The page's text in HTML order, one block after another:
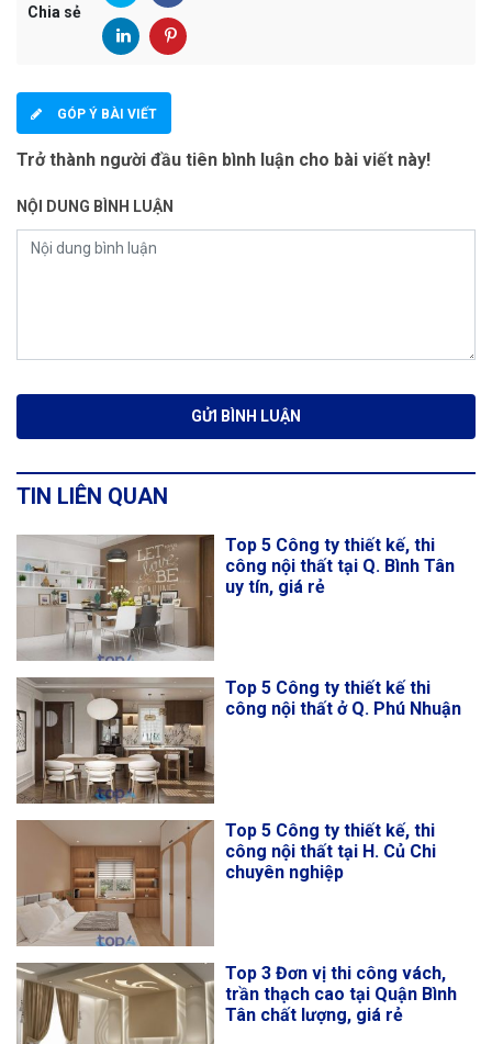
Chia sẻ
GÓP Ý BÀI VIẾT
Trở thành người đầu tiên bình luận cho bài viết này!
NỘI DUNG BÌNH LUẬN
TIN LIÊN QUAN
Top 5 Công ty thiết kế, thi
công nội thất tại Q. Bình Tân
uy tín, giá rẻ
Top 5 Công ty thiết kế thi
công nội thất ở Q. Phú Nhuận
Top 5 Công ty thiết kế, thi
công nội thất tại H. Củ Chi
chuyên nghiệp
Top 3 Đơn vị thi công vách,
trần thạch cao tại Quận Bình
Tân chất lượng, giá rẻ